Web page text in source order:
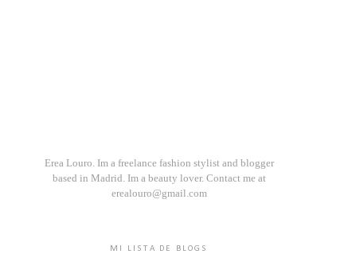
Erea Louro. Im a freelance fashion stylist and blogger
based in Madrid. Im a beauty lover. Contact me at
erealouro@gmail.com
MI LISTA DE BLOGS